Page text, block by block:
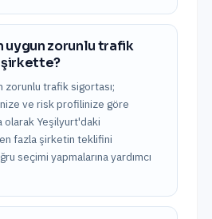
uygun zorunlu trafik
şirkette?
zorunlu trafik sigortası;
ve risk profilinize göre
olarak Yeşilyurt'daki
fazla şirketin teklifini
seçimi yapmalarına yardımcı